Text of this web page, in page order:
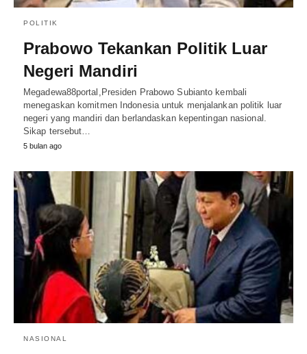
POLITIK
Prabowo Tekankan Politik Luar
Negeri Mandiri
Megadewa88portal,Presiden Prabowo Subianto kembali
menegaskan komitmen Indonesia untuk menjalankan politik luar
negeri yang mandiri dan berlandaskan kepentingan nasional.
Sikap tersebut…
5 bulan ago
NASIONAL